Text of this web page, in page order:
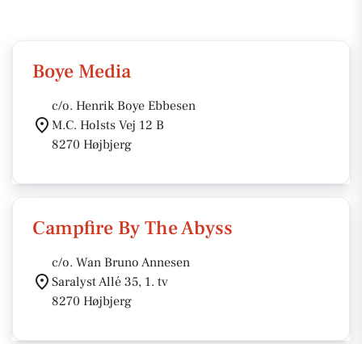
Boye Media
c/o. Henrik Boye Ebbesen
M.C. Holsts Vej 12 B
8270 Højbjerg
Campfire By The Abyss
c/o. Wan Bruno Annesen
Saralyst Allé 35, 1. tv
8270 Højbjerg